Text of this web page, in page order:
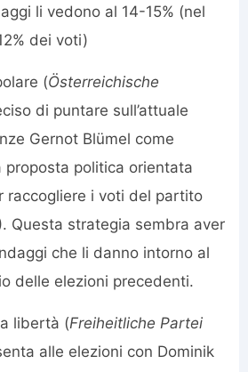
li vedono al 14-15% (nel
dei voti)
(Österreichische
di puntare sull’attuale
Gernot Blümel come
proposta politica orientata
raccogliere i voti del partito
Questa strategia sembra aver
che li danno intorno al
delle elezioni precedenti.
libertà (Freiheitliche Partei
alle elezioni con Dominik